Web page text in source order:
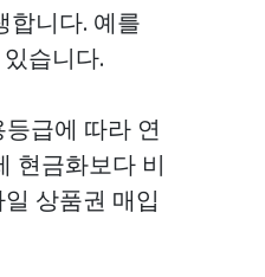
합니다. 예를
습니다.
급에 따라 연
현금화보다 비
상품권 매입